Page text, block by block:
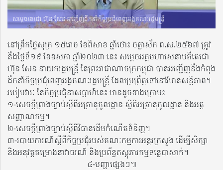
សម្ដេចតេជោ ហ៊ុន សែន អញ្ជើញដឹកនាំកិច្ចប្រជុំពេញអង្គគណៈរដ្ឋមន្ត្រី
នៅព្រឹកថ្ងៃសុក្រ ១៥រោច ខែពិសាខ ឆ្នាំថោះ ចត្វាស័ក ព.ស.២៥៦៧ ត្រូវ
នឹងថ្ងៃទី១៩ ខែឧសភា ឆ្នាំ២០២៣ នេះ សម្តេចអគ្គមហាសេនាបតីតេជោ
ហ៊ុន សែន នាយករដ្ឋមន្រ្តី នៃព្រះរាជាណាចក្រកម្ពុជា បានអញ្ជើញ​នឹងកំពុង
ដឹកនាំកិច្ចប្រជុំពេញអង្គគណៈរដ្ឋមន្ត្រី ដែលប្រព្រឹត្តទៅនៅវិមានសន្តិភាព។
របៀបវារៈ នៃកិច្ចប្រជុំនាសប្តាហ៍នេះ មានដូចខាងក្រោម៖
១-សេចក្តីព្រាងច្បាប់ស្តីពីអត្រានុកូលដ្ឋាន ស្ថិតិអត្រានុកូលដ្ឋាន និងអត្ត
សញ្ញាណកម្ម។
២-សេចក្តីព្រាងច្បាប់ស្តីពីវិធានដើមកំណើតទំនិញ។
៣-របាយការណ៍ស្តីពីកិច្ចប្រជុំរបស់គណៈកម្មការអន្តរក្រសួង ដើម្បីសិក្សា
និងអនុវត្តគម្រោងនាវាចរណ៍ និងប្រព័ន្ធភស្តុភារកម្មទន្លេបាសាក់។
៤-បញ្ហាផ្សេងៗ៕